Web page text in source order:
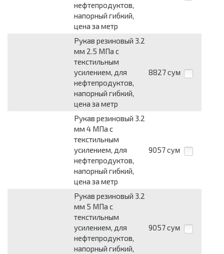
нефтепродуктов,
напорный гибкий,
цена за метр
Рукав резиновый 3.2
мм 2.5 МПа с
текстильным
усилением, для
нефтепродуктов,
напорный гибкий,
цена за метр
8827 сум
Рукав резиновый 3.2
мм 4 МПа с
текстильным
усилением, для
нефтепродуктов,
напорный гибкий,
цена за метр
9057 сум
Рукав резиновый 3.2
мм 5 МПа с
текстильным
усилением, для
нефтепродуктов,
напорный гибкий,
9057 сум